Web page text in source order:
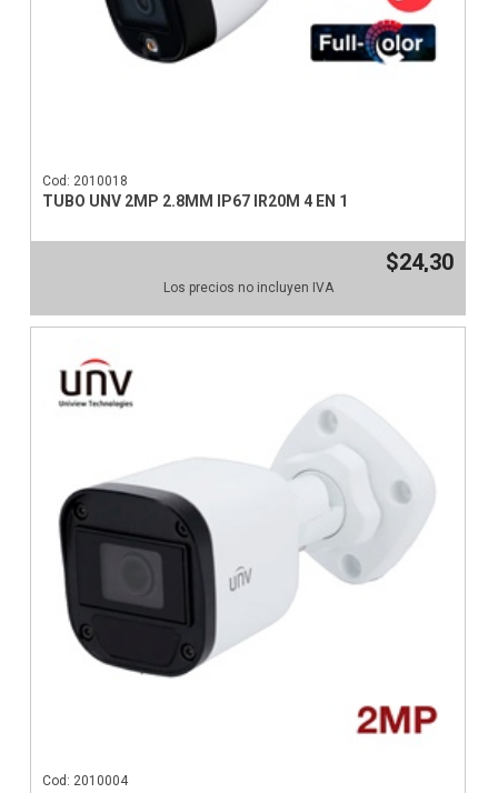
Cod: 2010018
TUBO UNV 2MP 2.8MM IP67 IR20M 4 EN 1
$24,30
Los precios no incluyen IVA
Cod: 2010004